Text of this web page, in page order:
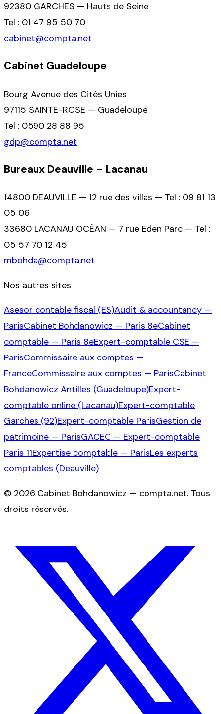
92380 GARCHES — Hauts de Seine
Tel : 01 47 95 50 70
cabinet@compta.net
Cabinet Guadeloupe
Bourg Avenue des Cités Unies
97115 SAINTE-ROSE — Guadeloupe
Tel : 0590 28 88 95
gdp@compta.net
Bureaux Deauville – Lacanau
14800 DEAUVILLE — 12 rue des villas — Tel : 09 81 13
05 06
33680 LACANAU OCÉAN — 7 rue Eden Parc — Tel :
05 57 70 12 45
mbohda@compta.net
Nos autres sites
Asesor contable fiscal (ES)Audit & accountancy —
ParisCabinet Bohdanowicz — Paris 8eCabinet
comptable — Paris 8eExpert-comptable CSE —
ParisCommissaire aux comptes —
FranceCommissaire aux comptes — ParisCabinet
Bohdanowicz Antilles (Guadeloupe)Expert-
comptable online (Lacanau)Expert-comptable
Garches (92)Expert-comptable ParisGestion de
patrimoine — ParisGACEC — Expert-comptable
Paris 11Expertise comptable — ParisLes experts
comptables (Deauville)
© 2026 Cabinet Bohdanowicz — compta.net. Tous
droits réservés.